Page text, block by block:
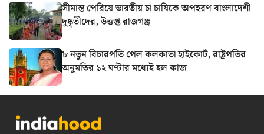
সীমান্ত পেরিয়ে ভারতীয় চা চাষিকে অপহরণ বাংলাদেশী
দুষ্কৃতীদের, উত্তপ্ত রাজগঞ্জ
৮ নতুন বিচারপতি পেল কলকাতা হাইকোর্ট, রাষ্ট্রপতির
অনুমতির ১২ ঘণ্টার মধ্যেই হল কাজ